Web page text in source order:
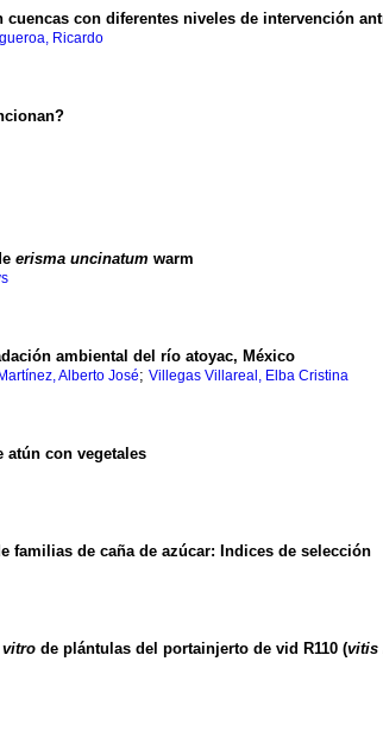
con diferentes niveles de intervención
Ricardo
erisma uncinatum warm
ambiental del río atoyac, México
Alberto José; Villegas Villareal, Elba Cristina
con vegetales
familias de caña de azúcar: Indices de selección
vitro de plántulas del portainjerto de vid R110 (vitis